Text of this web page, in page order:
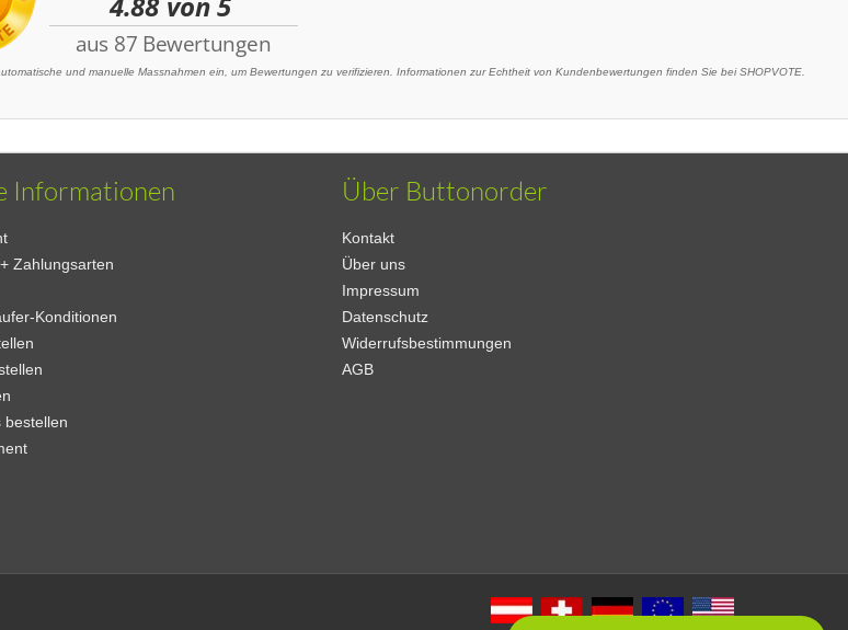
und manuelle Massnahmen ein, um Bewertungen zu verifizieren. Informationen zur Echtheit von Kundenbewertungen finden Sie bei SHOPVOTE.
Informationen
Zahlungsarten
Konditionen
bestellen
Über Buttonorder
Kontakt
Über uns
Impressum
Datenschutz
Widerrufsbestimmungen
AGB